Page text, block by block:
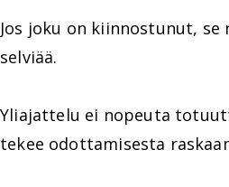
Jos joku on kiinnostunut, se
selviää.
Yliajattelu ei nopeuta
tekee odottamisesta